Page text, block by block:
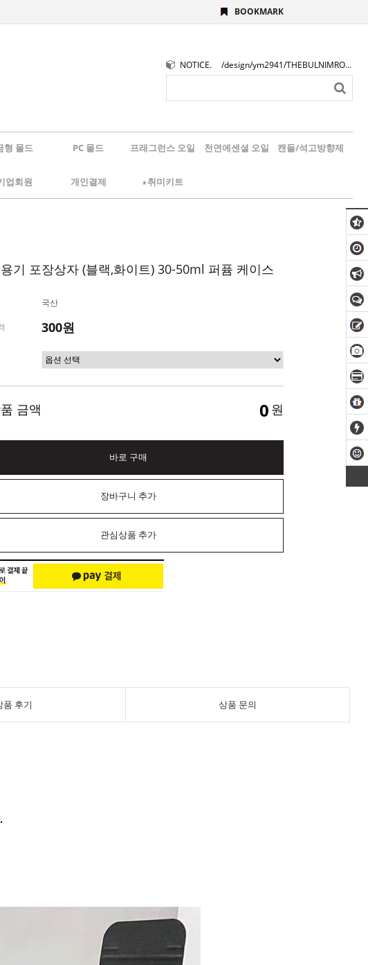
BOOKMARK
NOTICE. /design/ym2941/THEBULNIMROGO.png
형 몰드 PC 몰드 프래그런스 오일 천연에센셜 오일 캔들/석고방향제
업회원 개인결제 ★취미키트
기 포장상자 (블랙,화이트) 30-50ml 퍼퓸 케이스
국산
300원
금액 0 원
바로 구매
장바구니 추가
관심상품 추가
품 후기 상품 문의